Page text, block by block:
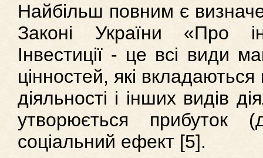
Найбільш повним є
Законі України «Про
Інвестиції - це всі види
цінностей, які
діяльності і інших видів
утворюється прибуток
соціальний ефект [5].